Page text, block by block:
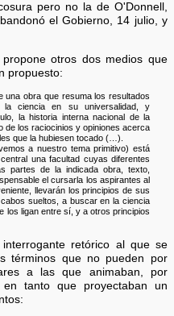
pero no la de O'Donnell,
el Gobierno, 14 julio, y
otros dos medios que
propuesto:
una obra que resuma los resultados
la ciencia en su universalidad, y
la historia interna nacional de la
de los raciocinios y opiniones acerca
que la hubiesen tocado (…).
a nuestro tema primitivo) está
una facultad cuyas diferentes
partes de la indicada obra, texto,
el cursarla los aspirantes al
llevarán los principios de sus
sueltos, a buscar en la ciencia
los ligan entre sí, y a otros principios
retórico al que se
términos que no pueden por
a las que animaban, por
tanto que proyectaban un